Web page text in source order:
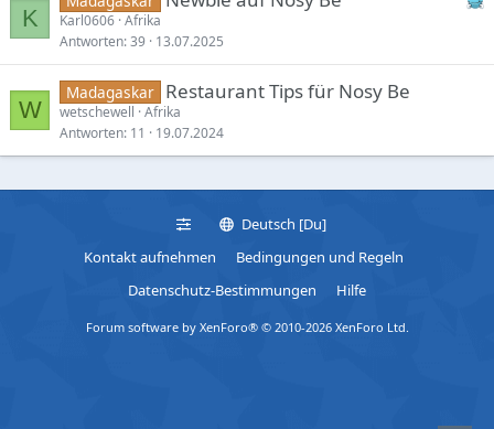
K Karl0606 Afrika
Antworten 39 13.07.2025
W
Madagaskar Restaurant Tips für Nosy Be
wetschewell Afrika
Antworten 11 19.07.2024
Deutsch [Du]
Kontakt aufnehmen
Bedingungen und Regeln
Datenschutz-Bestimmungen
Hilfe
Forum software by XenForo® © 2010-2026 XenForo Ltd.